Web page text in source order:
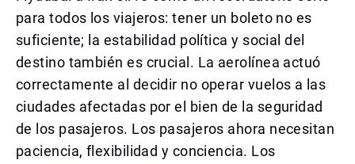
para todos los viajeros: tener un boleto no es
suficiente; la estabilidad política y social del
destino también es crucial. La aerolínea actuó
correctamente al decidir no operar vuelos a las
ciudades afectadas por el bien de la seguridad
de los pasajeros. Los pasajeros ahora necesitan
paciencia, flexibilidad y conciencia. Los